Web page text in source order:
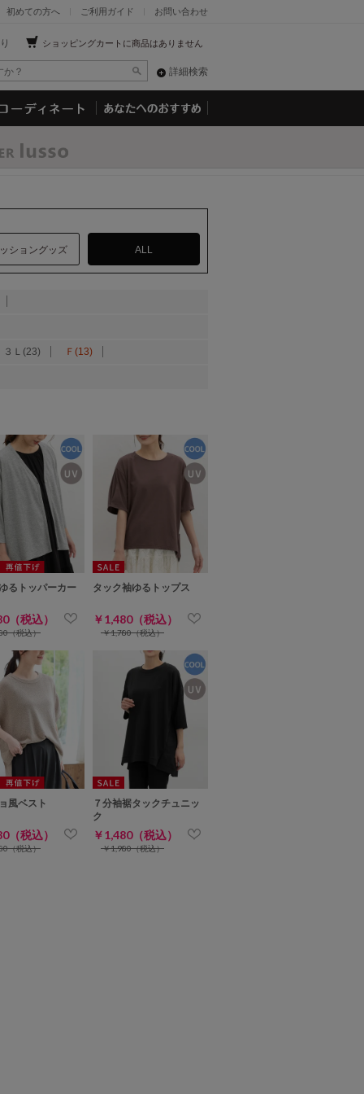
お問い合わせ
ご利用ガイド
初めての方へ
ショッピングカートに商品はありません
詳細検索
ショングッズ ALL
３Ｌ(23) Ｆ(13)
るトッパーカー
（税込）
（税込）
タック袖ゆるトップス
￥1,480（税込）
￥1,780（税込）
風ベスト
（税込）
（税込）
７分袖裾タックチュニッ
ク
￥1,480（税込）
￥1,980（税込）